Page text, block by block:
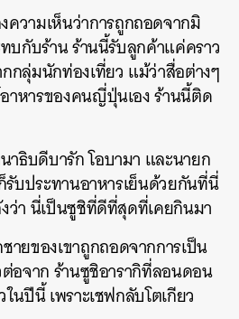
วามเห็นว่าการถูกถอดจากมิ
บกับร้าน ร้านนี้รับลูกค้าแค่คราว
กลุ่มนักท่องเที่ยว แม้ว่าสื่อต่างๆ
หารของคนญี่ปุ่นเอง ร้านนี้ติด
าธิบดีบารัก โอบามา และนายก
รับประทานอาหารเย็นด้วยกันที่นี่
ว่า นี่เป็นซูชิที่ดีที่สุดที่เคยกินมา
ายของเขาถูกถอดจากการเป็น
อจาก ร้านซูชิอารากิที่ลอนดอน
นปีนี้ เพราะเชฟกลับโตเกียว
LINE EMAIL